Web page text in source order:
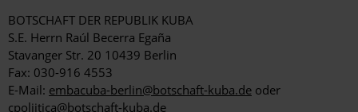
BOTSCHAFT DER REPUBLIK KUBA
S.E. Herrn Raúl Becerra Egaña
Stavanger Str. 20 10439 Berlin
Fax: 030-916 4553
E-Mail: embacuba-berlin@botschaft-kuba.de oder
cpoliitica@botschaft-kuba.de